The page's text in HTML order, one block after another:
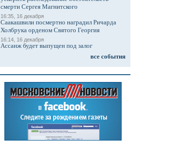
смерти Сергея Магнитского
16:35, 16 декабря
Саакашвили посмертно наградил Ричарда
Холбрука орденом Святого Георгия
16:14, 16 декабря
Ассанж будет выпущен под залог
все события